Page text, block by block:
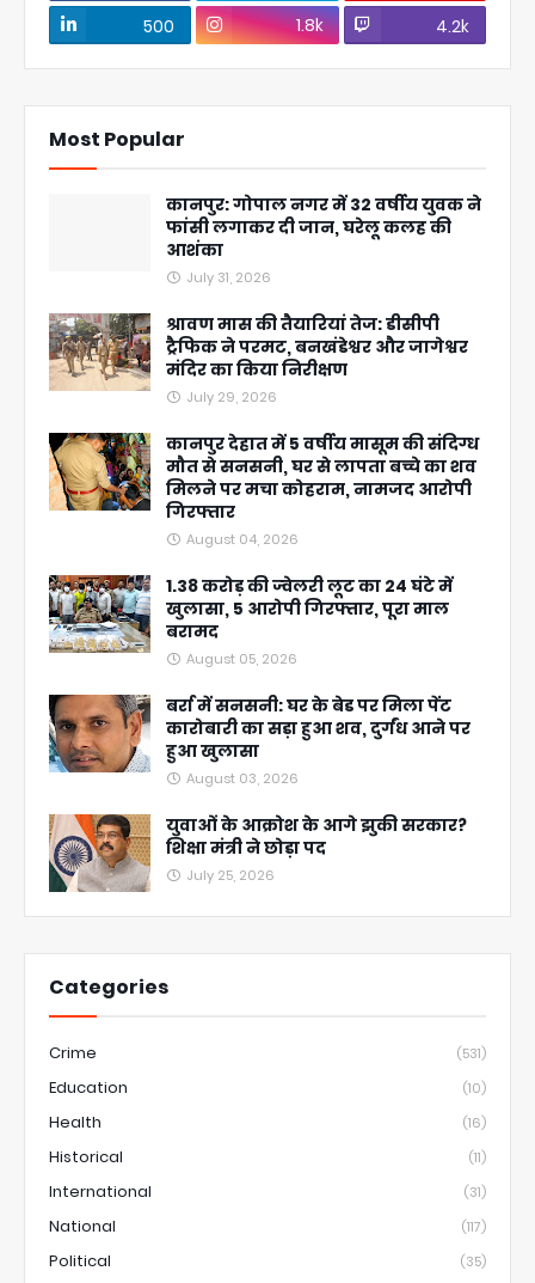
500 1.8k 4.2k
Most Popular
कानपुर: गोपाल नगर में 32 वर्षीय युवक ने
फांसी लगाकर दी जान, घरेलू कलह की
आशंका
July 31, 2026
श्रावण मास की तैयारियां तेज: डीसीपी
ट्रैफिक ने परमट, बनखंडेश्वर और जागेश्वर
मंदिर का किया निरीक्षण
July 29, 2026
कानपुर देहात में 5 वर्षीय मासूम की संदिग्ध
मौत से सनसनी, घर से लापता बच्चे का शव
मिलने पर मचा कोहराम, नामजद आरोपी
गिरफ्तार
August 04, 2026
1.38 करोड़ की ज्वेलरी लूट का 24 घंटे में
खुलासा, 5 आरोपी गिरफ्तार, पूरा माल
बरामद
August 05, 2026
बर्रा में सनसनी: घर के बेड पर मिला पेंट
कारोबारी का सड़ा हुआ शव, दुर्गंध आने पर
हुआ खुलासा
August 03, 2026
युवाओं के आक्रोश के आगे झुकी सरकार?
शिक्षा मंत्री ने छोड़ा पद
July 25, 2026
Categories
Crime (531)
Education (10)
Health (16)
Historical (11)
International (31)
National (117)
Political (35)